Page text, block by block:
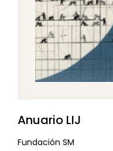
Anuario LIJ
Fundación SM